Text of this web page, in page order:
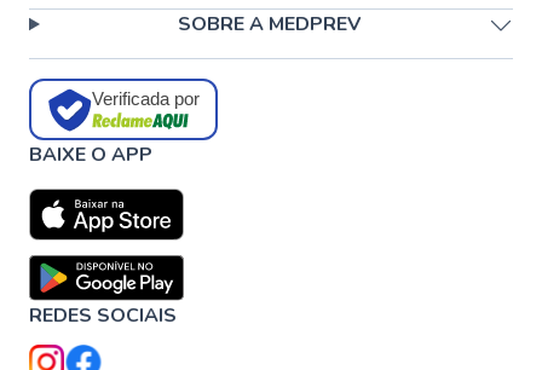
SOBRE A MEDPREV
Verificada por
BAIXE O APP
REDES SOCIAIS